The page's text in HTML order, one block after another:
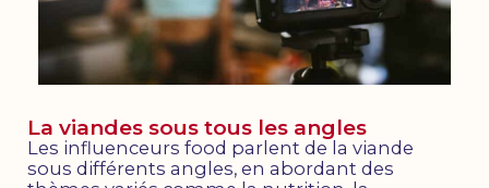
La viandes sous tous les angles
Les influenceurs food parlent de la viande
sous différents angles, en abordant des